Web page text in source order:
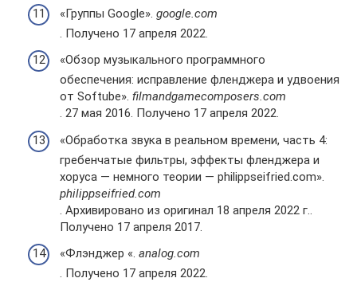
«Группы Google». google.com
. Получено 17 апреля 2022.
«Обзор музыкального программного
обеспечения: исправление фленджера и удвоения
от Softube». filmandgamecomposers.com
. 27 мая 2016. Получено 17 апреля 2022.
«Обработка звука в реальном времени, часть 4:
гребенчатые фильтры, эффекты фленджера и
хоруса — немного теории — philippseifried.com».
philippseifried.com
. Архивировано из оригинал 18 апреля 2022 г..
Получено 17 апреля 2017.
«Флэнджер «. analog.com
. Получено 17 апреля 2022.